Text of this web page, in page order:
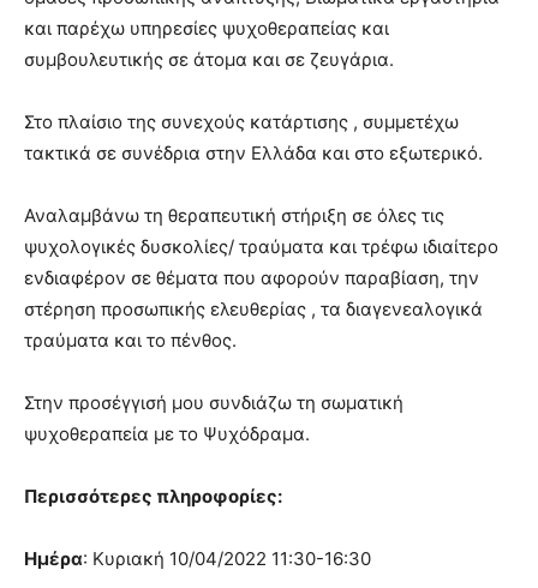
και παρέχω υπηρεσίες ψυχοθεραπείας και
συμβουλευτικής σε άτομα και σε ζευγάρια.
Στο πλαίσιο της συνεχούς κατάρτισης , συμμετέχω
τακτικά σε συνέδρια στην Ελλάδα και στο εξωτερικό.
Αναλαμβάνω τη θεραπευτική στήριξη σε όλες τις
ψυχολογικές δυσκολίες/ τραύματα και τρέφω ιδιαίτερο
ενδιαφέρον σε θέματα που αφορούν παραβίαση, την
στέρηση προσωπικής ελευθερίας , τα διαγενεαλογικά
τραύματα και το πένθος.
Στην προσέγγισή μου συνδιάζω τη σωματική
ψυχοθεραπεία με το Ψυχόδραμα.
Περισσότερες πληροφορίες:
Ημέρα: Κυριακή 10/04/2022 11:30-16:30